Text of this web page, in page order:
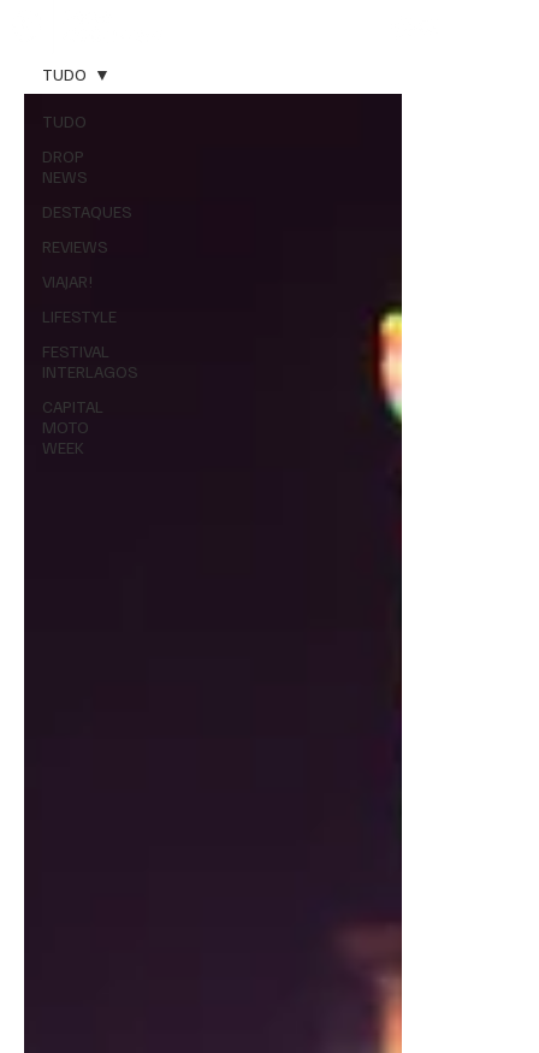
TUDO
DROP
NEWS
DESTAQUES
REVIEWS
VIAJAR!
LIFESTYLE
FESTIVAL
INTERLAGOS
CAPITAL
MOTO
WEEK
TUDO